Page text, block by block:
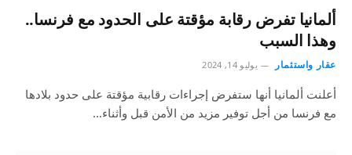
ألمانيا تفرض رقابة مؤقتة على الحدود مع فرنسا..
وهذا السبب
عقار واستثمار يوليو 14, 2024
أعلنت ألمانيا أنها ستفرض إجراءات رقابية مؤقتة على حدود بلادها
مع فرنسا من أجل توفير مزيد من الأمن قبل وأثناء…